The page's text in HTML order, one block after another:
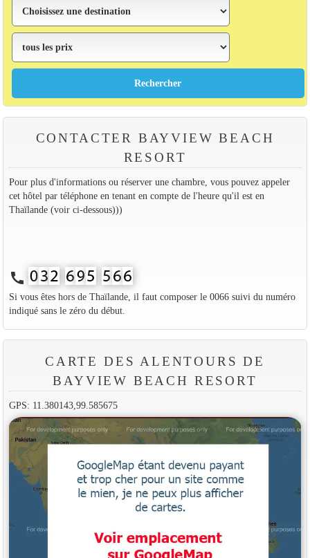
CONTACTER BAYVIEW BEACH
RESORT
Pour plus d'informations ou réserver une chambre, vous pouvez appeler
cet hôtel par téléphone en tenant en compte de l'heure qu'il est en
Thaïlande (voir ci-dessous)))
call
Si vous êtes hors de Thaïlande, il faut composer le 0066 suivi du numéro
indiqué sans le zéro du début.
CARTE DES ALENTOURS DE
BAYVIEW BEACH RESORT
GPS: 11.380143,99.585675